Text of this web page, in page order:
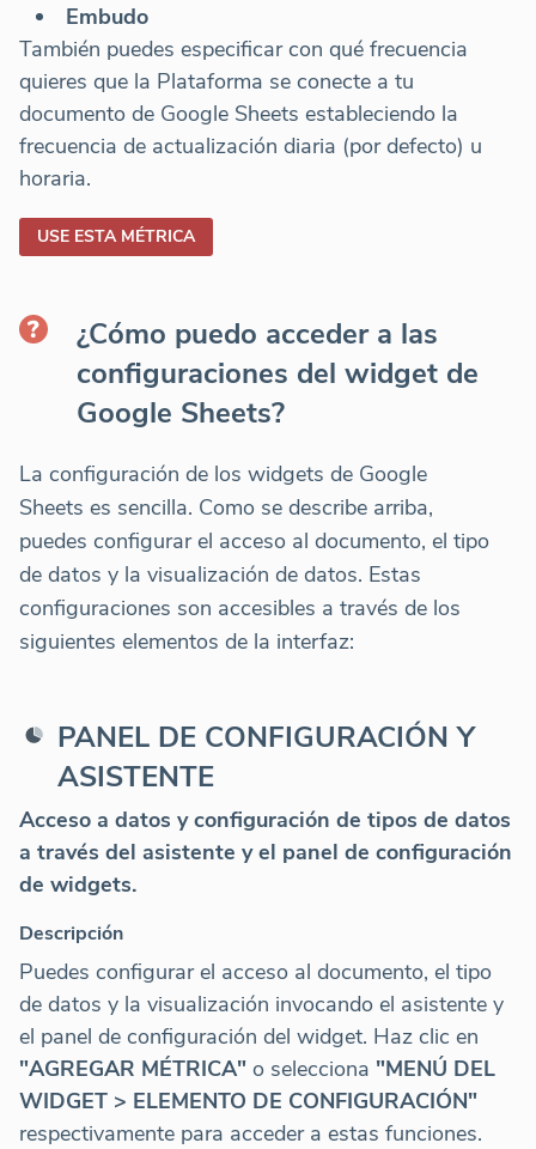
Embudo
También puedes especificar con qué frecuencia
quieres que la Plataforma se conecte a tu
documento de Google Sheets estableciendo la
frecuencia de actualización diaria (por defecto) u
horaria.
USE ESTA MÉTRICA
¿Cómo puedo acceder a las
configuraciones del widget de
Google Sheets?
La configuración de los widgets de Google
Sheets es sencilla. Como se describe arriba,
puedes configurar el acceso al documento, el tipo
de datos y la visualización de datos. Estas
configuraciones son accesibles a través de los
siguientes elementos de la interfaz:
PANEL DE CONFIGURACIÓN Y
ASISTENTE
Acceso a datos y configuración de tipos de datos
a través del asistente y el panel de configuración
de widgets.
Descripción
Puedes configurar el acceso al documento, el tipo
de datos y la visualización invocando el asistente y
el panel de configuración del widget. Haz clic en
"AGREGAR MÉTRICA" o selecciona "MENÚ DEL
WIDGET > ELEMENTO DE CONFIGURACIÓN"
respectivamente para acceder a estas funciones.